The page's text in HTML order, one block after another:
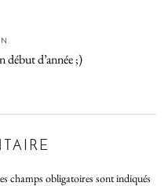
début d’année ;)
champs obligatoires sont indiqués